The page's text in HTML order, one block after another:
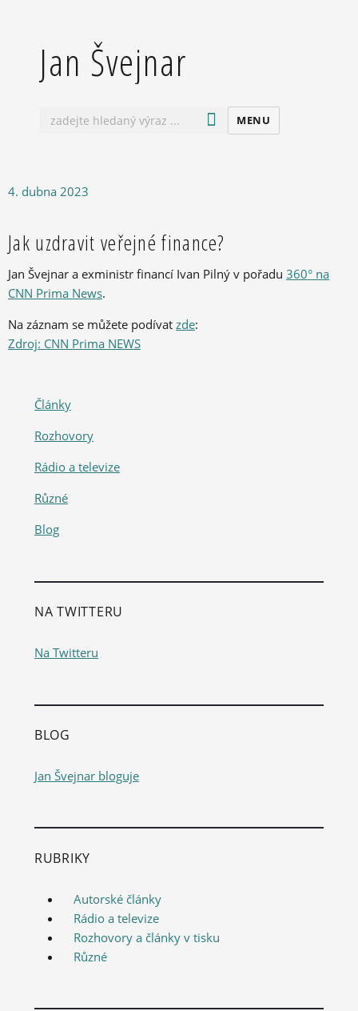
Jan Švejnar
MENU
Publikováno:
4. dubna 2023
Jak uzdravit veřejné finance?
Jan Švejnar a exministr financí Ivan Pilný v pořadu 360° na
CNN Prima News.
Na záznam se můžete podívat zde:
Zdroj: CNN Prima NEWS
Články
Rozhovory
Rádio a televize
Různé
Blog
NA TWITTERU
Na Twitteru
BLOG
Jan Švejnar bloguje
RUBRIKY
Autorské články
Rádio a televize
Rozhovory a články v tisku
Různé